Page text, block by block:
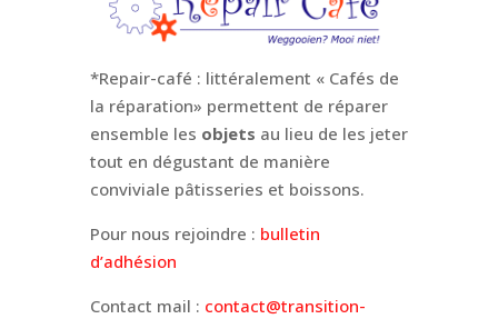
*Repair-café : littéralement « Cafés de
la réparation» permettent de réparer
ensemble les objets au lieu de les jeter
tout en dégustant de manière
conviviale pâtisseries et boissons.
Pour nous rejoindre : bulletin
d’adhésion
Contact mail : contact@transition-